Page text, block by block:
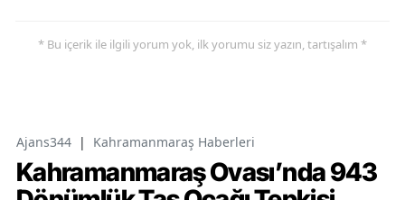
* Bu içerik ile ilgili yorum yok, ilk yorumu siz yazın, tartışalım *
Ajans344 | Kahramanmaraş Haberleri
Kahramanmaraş Ovası’nda 943